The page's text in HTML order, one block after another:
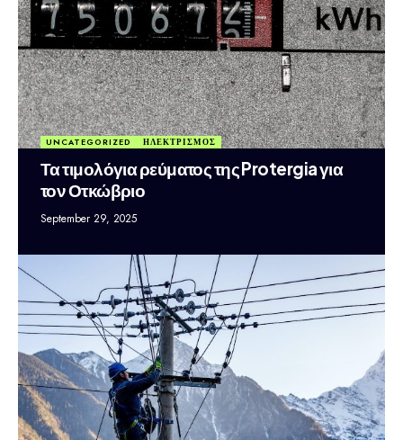
UNCATEGORIZED ΗΛΕΚΤΡΙΣΜΟΣ
Τα τιμολόγια ρεύματος της Protergia για
τον Οτκώβριο
September 29, 2025